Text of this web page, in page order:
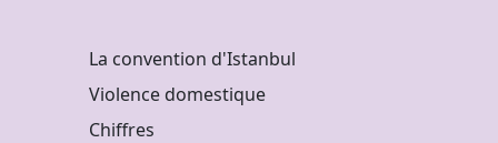
La convention d'Istanbul
Violence domestique
Chiffres